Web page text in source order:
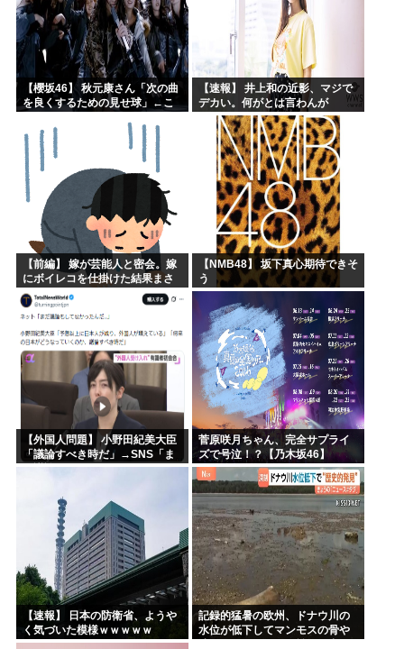
【櫻坂46】 秋元康さん「次の曲
を良くするための見せ球」←こ
【速報】 井上和の近影、マジで
デカい。何がとは言わんが
【前編】 嫁が芸能人と密会。嫁
にボイレコを仕掛けた結果まさ
かの
【NMB48】 坂下真心期待できそ
う
【外国人問題】 小野田紀美大臣
「議論すべき時だ」→SNS「ま
だ議論もしてなかったんだ...」→
す」めちゃくちゃ仕事して...
菅原咲月ちゃん、完全サプライ
ズで号泣！？【乃木坂46】
【速報】 日本の防衛省、ようや
く気づいた模様ｗｗｗｗｗ
記録的猛暑の欧州、ドナウ川の
水位が低下してマンモスの骨や